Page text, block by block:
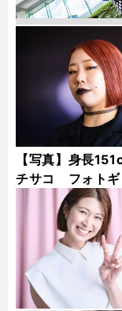
【写真】身長
チサコ フォト